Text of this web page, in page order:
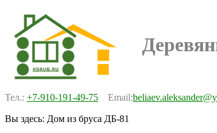
Тел.: +7-910-191-49-75 Email:
Вы здесь: Дом из бруса ДБ-81